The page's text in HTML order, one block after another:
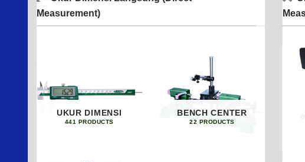
Measurement)
UKUR DIMENSI
441 PRODUCTS
BENCH CENTER
22 PRODUCTS